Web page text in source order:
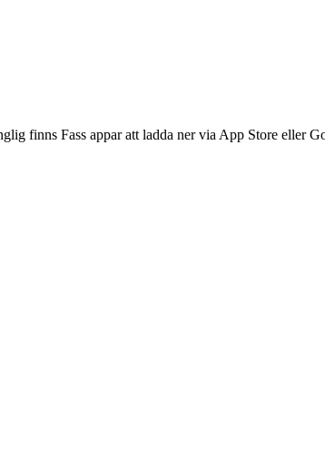
finns Fass appar att ladda ner via App Store eller